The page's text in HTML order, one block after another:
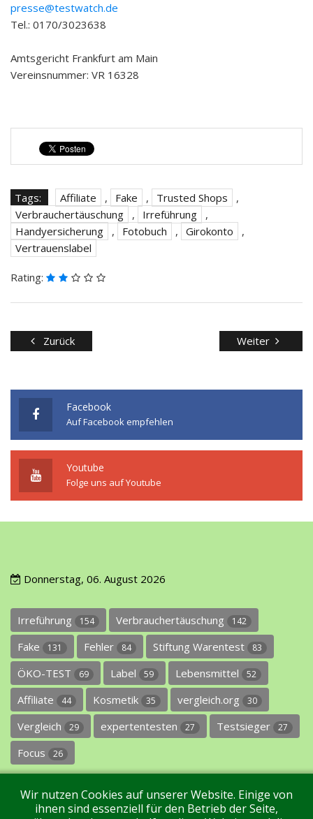
presse@testwatch.de
Tel.: 0170/3023638
Amtsgericht Frankfurt am Main
Vereinsnummer: VR 16328
Tags: Affiliate , Fake , Trusted Shops
,
Verbrauchertäuschung
, Irreführung
,
Handyersicherung
, Fotobuch , Girokonto
,
Vertrauenslabel
Rating:
Zurück Weiter
Facebook
Auf Facebook empfehlen
Youtube
Folge uns auf Youtube
Donnerstag, 06. August 2026
Irreführung 154 Verbrauchertäuschung 142
Fake 131 Fehler 84 Stiftung Warentest 83
ÖKO-TEST 69 Label 59 Lebensmittel 52
Affiliate 44 Kosmetik 35 vergleich.org 30
Vergleich 29 expertentesten 27 Testsieger 27
Focus 26
Wir nutzen Cookies auf unserer Website. Einige von
ihnen sind essenziell für den Betrieb der Seite,